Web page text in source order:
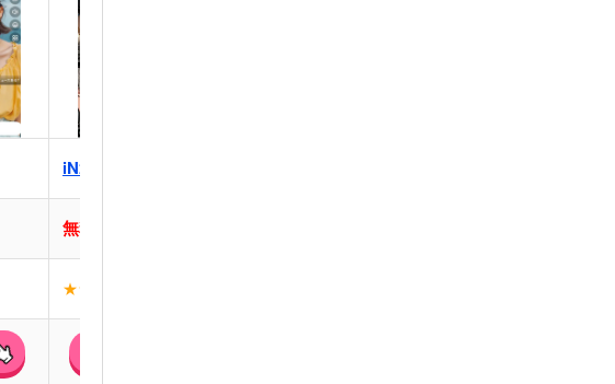
iN2X
無料で使える!!
★★★★☆